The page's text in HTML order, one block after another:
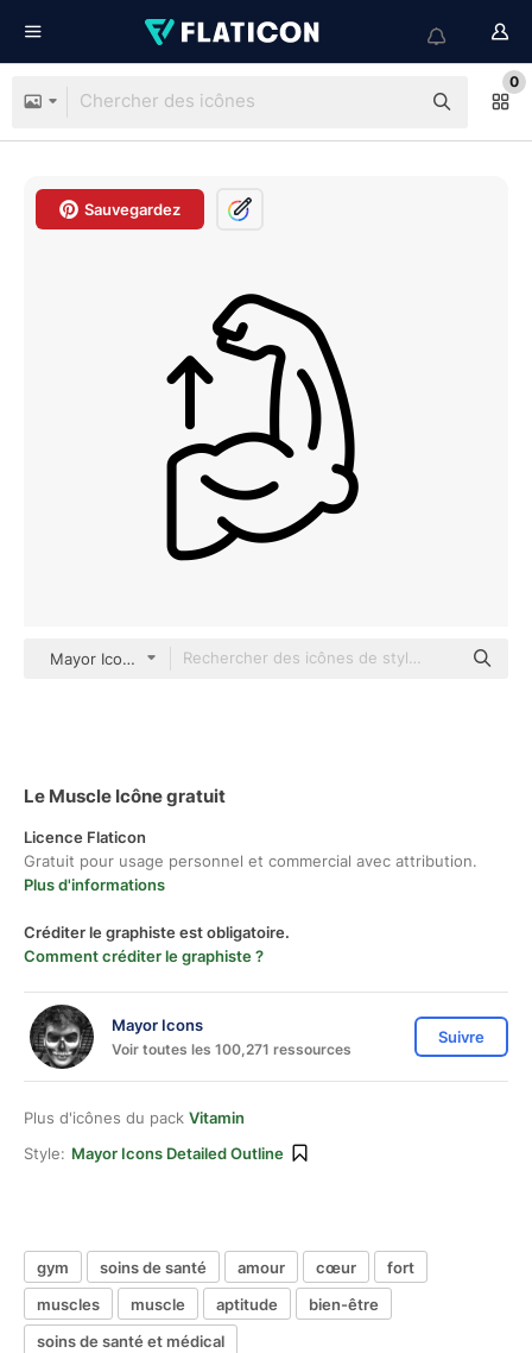
0
Sauvegardez
Mayor Icons Detailed Outline
Le Muscle Icône gratuit
Licence Flaticon
Gratuit pour usage personnel et commercial avec attribution.
Plus d'informations
Créditer le graphiste est obligatoire.
Comment créditer le graphiste ?
Mayor Icons
Voir toutes les 100,271 ressources
Suivre
Plus d'icônes du pack Vitamin
Style: Mayor Icons Detailed Outline
gym soins de santé amour cœur
fort
muscles
muscle aptitude
bien-être
soins de santé et médical